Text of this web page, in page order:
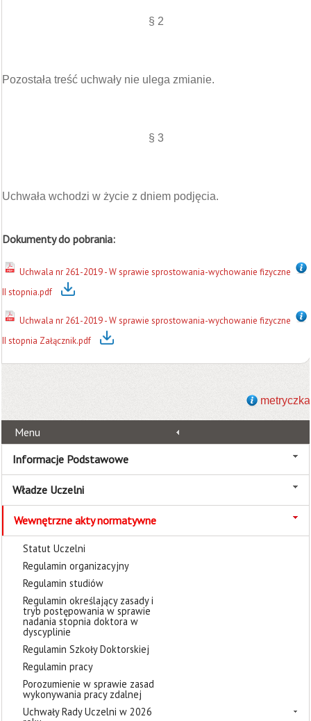
§ 2
Pozostała treść uchwały nie ulega zmianie.
§ 3
Uchwała wchodzi w życie z dniem podjęcia.
Dokumenty do pobrania:
Uchwala nr 261-2019 - W sprawie sprostowania-wychowanie fizyczne
II stopnia.pdf
Uchwala nr 261-2019 - W sprawie sprostowania-wychowanie fizyczne
II stopnia Załącznik.pdf
metryczka
Menu
Informacje Podstawowe
Władze Uczelni
Wewnętrzne akty normatywne
Statut Uczelni
Regulamin organizacyjny
Regulamin studiów
Regulamin określający zasady i
tryb postępowania w sprawie
nadania stopnia doktora w
dyscyplinie
Regulamin Szkoły Doktorskiej
Regulamin pracy
Porozumienie w sprawie zasad
wykonywania pracy zdalnej
Uchwały Rady Uczelni w 2026